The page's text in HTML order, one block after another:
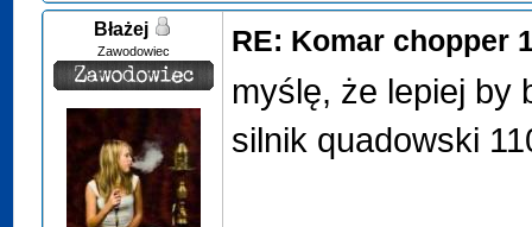
Błażej
Zawodowiec RE: Komar chopper
myślę, że lepiej by
silnik quadowski